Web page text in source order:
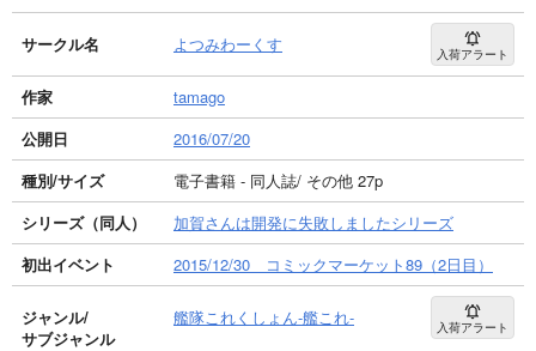
サークル名 よつみわーくす 入荷アラート
作家
tamago
公開日
2016/07/20
種別/サイズ
電子書籍 - 同人誌/ その他 27p
シリーズ（同人）
加賀さんは開発に失敗しましたシリーズ
初出イベント
2015/12/30 コミックマーケット89（2日目）
ジャンル/
サブジャンル
艦隊これくしょん-艦これ- 入荷アラート